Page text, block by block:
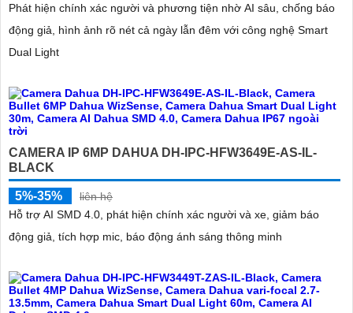
Phát hiện chính xác người và phương tiện nhờ AI sâu, chống báo
động giả, hình ảnh rõ nét cả ngày lẫn đêm với công nghệ Smart
Dual Light
CAMERA IP 6MP DAHUA DH-IPC-HFW3649E-AS-IL-
BLACK
5%-35%
liên hệ
Hỗ trợ AI SMD 4.0, phát hiện chính xác người và xe, giảm báo
động giả, tích hợp mic, báo động ánh sáng thông minh